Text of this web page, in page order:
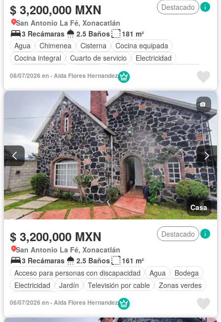
$ 3,200,000 MXN
Destacado
San Antonio La Fé, Xonacatlán
3 Recámaras
2.5 Baños
181 m²
Agua
Chimenea Cisterna
Cocina equipada
Cocina integral
Cuarto de servicio
Electricidad
Jardín
Televisión por cable
Sin amueblar
08/07/2026 en - Aida Flores Hernandez
Casa
$ 3,200,000 MXN
Destacado
San Antonio La Fé, Xonacatlán
3 Recámaras
2.5 Baños
161 m²
Acceso para personas con discapacidad
Agua
Bodega
Electricidad
Jardín Televisión por cable
Zonas verdes
06/07/2026 en - Aida Flores Hernandez